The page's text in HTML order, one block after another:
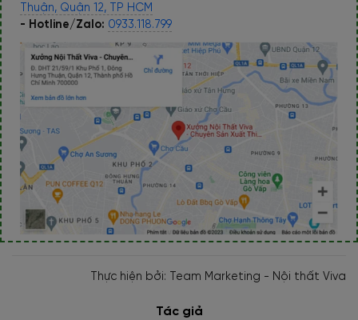
Thuận, Quận 12, TP HCM
- Hotline/Zalo: 0933.118.799
Thực hiện bởi: Team Marketing - Nội thất Viva
Tác giả